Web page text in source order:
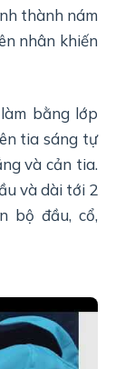
thành nám
nhân khiến
bằng lớp
tia sáng tự
và cản tia.
và dài tới 2
bộ đầu, cổ,